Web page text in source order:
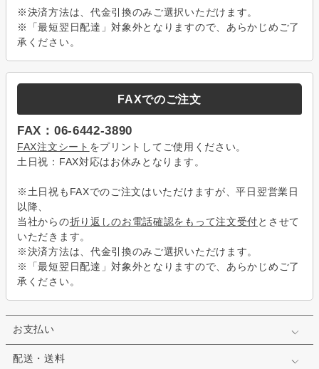
※決済方法は、代金引換のみご選択いただけます。
※「最短翌日配達」対象外となりますので、あらかじめご了
承ください。
FAXでのご注文
FAX：06-6442-3890
FAX注文シート をプリントしてご使用ください。
土日祝：FAX対応はお休みとなります。
※土日祝もFAXでのご注文はいただけますが、平日翌営業日
以降、
当社からの折り返しのお電話確認をもって注文受付とさせて
いただきます。
※決済方法は、代金引換のみご選択いただけます。
※「最短翌日配達」対象外となりますので、あらかじめご了
承ください。
お支払い
配送・送料